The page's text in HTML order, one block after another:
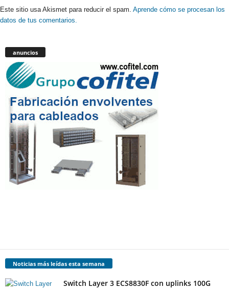
Este sitio usa Akismet para reducir el spam. Aprende cómo se procesan los
datos de tus comentarios.
anuncios
Noticias más leídas esta semana
Switch Layer 3 ECS8830F con uplinks 100G